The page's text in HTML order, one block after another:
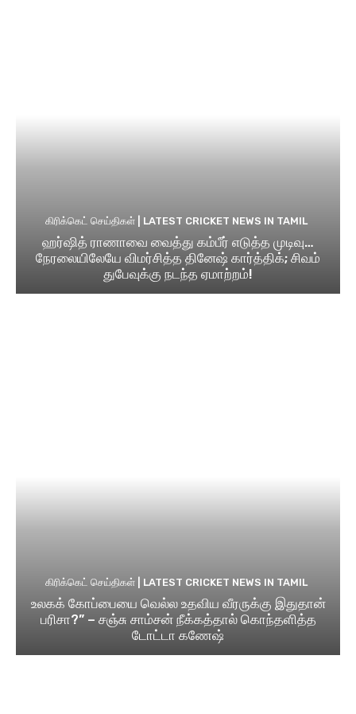
கிரிக்கெட் செய்திகள் | LATEST CRICKET NEWS IN TAMIL
ஹர்ஷித் ராணாவை வைத்து கம்பீர் எடுத்த முடிவு…
நேரலையிலேயே விமர்சித்த தினேஷ் கார்த்திக்; சிவம்
துபேவுக்கு நடந்த ஏமாற்றம்!
கிரிக்கெட் செய்திகள் | LATEST CRICKET NEWS IN TAMIL
உலகக் கோப்பையை வெல்ல உதவிய வீரருக்கு இதுதான்
பரிசா?” – சஞ்சு சாம்சன் நீக்கத்தால் கொந்தளித்த
டோட்டா கணேஷ்